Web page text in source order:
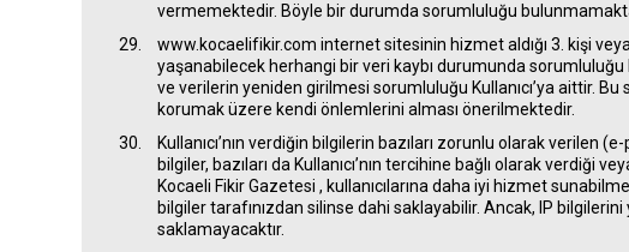
vermemektedir. Böyle bir durumda sorumluluğu
www.kocaelifikir.com internet sitesinin hizmet aldığı 3. kişi
yaşanabilecek herhangi bir veri kaybı durumunda
ve verilerin yeniden girilmesi sorumluluğu Kullanıcı’ya aittir. Bu
korumak üzere kendi önlemlerini alması önerilmektedir.
Kullanıcı’nın verdiğin bilgilerin bazıları zorunlu olarak verilen
bilgiler, bazıları da Kullanıcı’nın tercihine bağlı olarak verdiği
Kocaeli Fikir Gazetesi , kullanıcılarına daha iyi hizmet
bilgiler tarafınızdan silinse dahi saklayabilir. Ancak, IP
saklamayacaktır.